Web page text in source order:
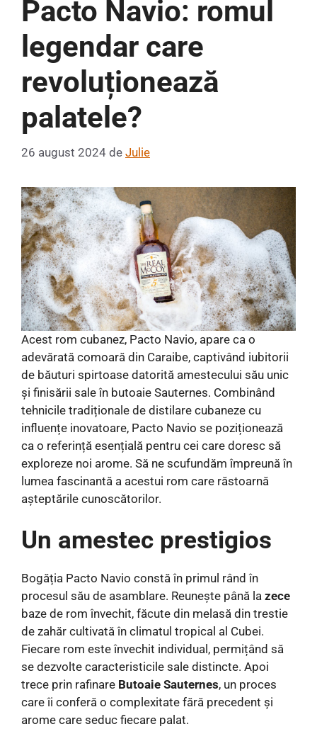
Pacto Navio: romul
legendar care
revoluționează
palatele?
26 august 2024 de Julie
Acest rom cubanez, Pacto Navio, apare ca o
adevărată comoară din Caraibe, captivând iubitorii
de băuturi spirtoase datorită amestecului său unic
și finisării sale în butoaie Sauternes. Combinând
tehnicile tradiționale de distilare cubaneze cu
influențe inovatoare, Pacto Navio se poziționează
ca o referință esențială pentru cei care doresc să
exploreze noi arome. Să ne scufundăm împreună în
lumea fascinantă a acestui rom care răstoarnă
așteptările cunoscătorilor.
Un amestec prestigios
Bogăția Pacto Navio constă în primul rând în
procesul său de asamblare. Reunește până la zece
baze de rom învechit, făcute din melasă din trestie
de zahăr cultivată în climatul tropical al Cubei.
Fiecare rom este învechit individual, permițând să
se dezvolte caracteristicile sale distincte. Apoi
trece prin rafinare Butoaie Sauternes, un proces
care îi conferă o complexitate fără precedent și
arome care seduc fiecare palat.